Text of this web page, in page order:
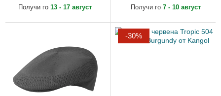
Получи го 13 - 17 август Получи го 7 - 10 август
-30%